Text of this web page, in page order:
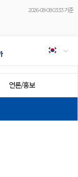
2026-08-08 03:33 기준
언론/홍보